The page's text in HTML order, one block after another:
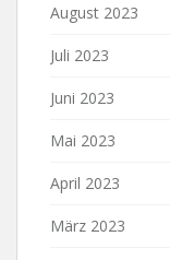
August 2023
Juli 2023
Juni 2023
Mai 2023
April 2023
März 2023